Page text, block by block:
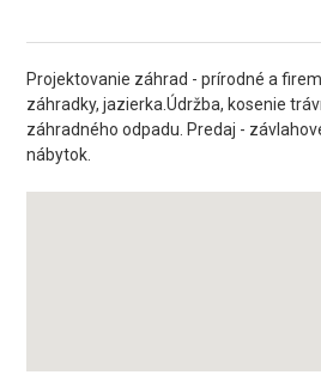
Projektovanie záhrad - prírodné a
záhradky, jazierka.Údržba, kosenie
záhradného odpadu. Predaj -
nábytok.